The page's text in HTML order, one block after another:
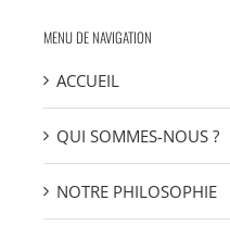
MENU DE NAVIGATION
ACCUEIL
QUI SOMMES-NOUS ?
NOTRE PHILOSOPHIE